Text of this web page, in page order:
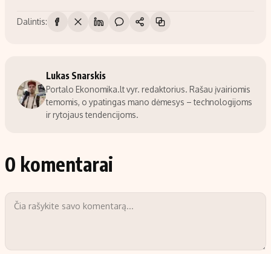
Dalintis:
Lukas Snarskis
Portalo Ekonomika.lt vyr. redaktorius. Rašau įvairiomis
temomis, o ypatingas mano dėmesys – technologijoms
ir rytojaus tendencijoms.
0 komentarai